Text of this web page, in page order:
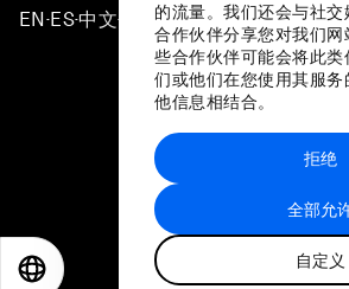
的流量。我们还会与社
合作伙伴分享您对我们
些合作伙伴可能会将此
们或他们在您使用其服
他信息相结合。
全部允
自定义
拒绝
EN ▪ ES▪中文▪ 日本語
站点地图
世界经济论坛